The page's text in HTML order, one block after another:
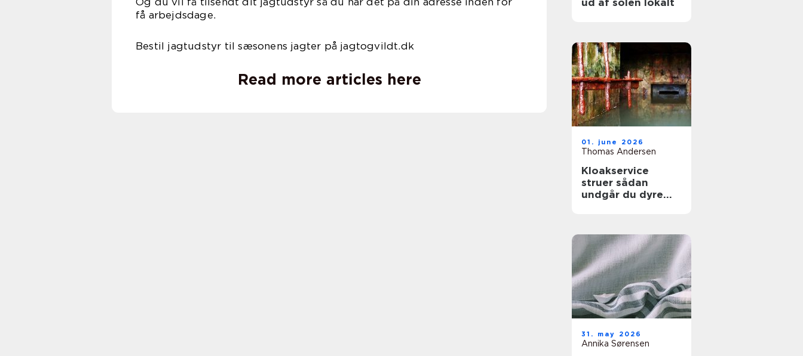
få arbejdsdage.
Bestil jagtudstyr til sæsonens jagter på jagtogvildt.dk
Read more articles here
ud af solen lokalt
01. june 2026
Thomas Andersen
Kloakservice
struer sådan
undgår du dyre
31. may 2026
Annika Sørensen